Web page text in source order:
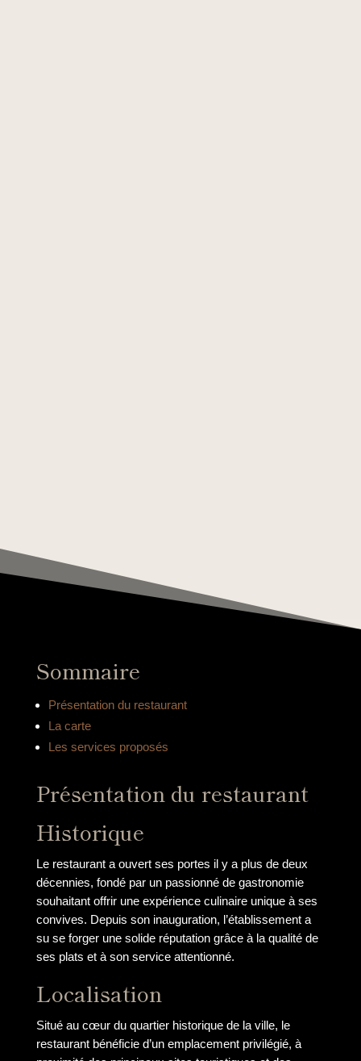
Sommaire
Présentation du restaurant
La carte
Les services proposés
Présentation du restaurant
Historique
Le restaurant a ouvert ses portes il y a plus de deux
décennies, fondé par un passionné de gastronomie
souhaitant offrir une expérience culinaire unique à ses
convives. Depuis son inauguration, l’établissement a
su se forger une solide réputation grâce à la qualité de
ses plats et à son service attentionné.
Localisation
Situé au cœur du quartier historique de la ville, le
restaurant bénéficie d’un emplacement privilégié, à